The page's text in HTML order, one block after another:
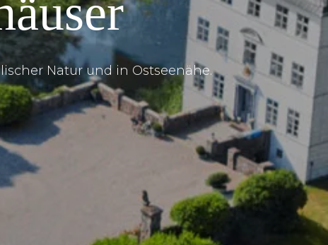
Natur und in Ostseenähe.